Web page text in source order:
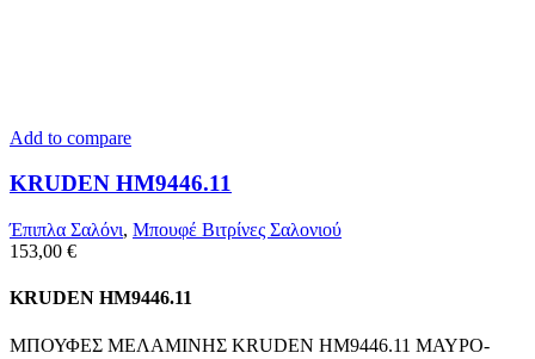
Add to compare
KRUDEN HM9446.11
Έπιπλα Σαλόνι, Μπουφέ Βιτρίνες Σαλονιού
153,00 €
KRUDEN HM9446.11
ΜΠΟΥΦΕΣ ΜΕΛΑΜΙΝΗΣ KRUDEN HM9446.11 ΜΑΥΡΟ-